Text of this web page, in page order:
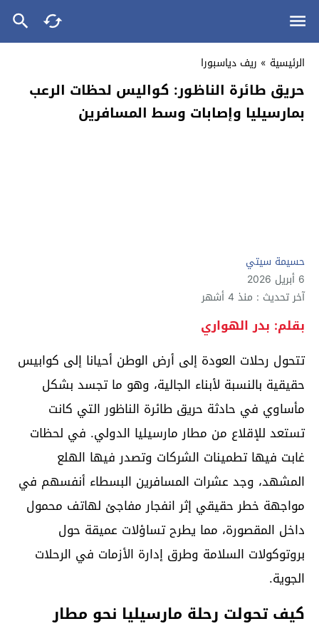
الرئيسية » ريف دياسبورا
حريق طائرة الناظور: كواليس لحظات الرعب
بمارسيليا وإصابات وسط المسافرين
حسيمة سيتي
6 أبريل 2026
آخر تحديث : منذ 4 أشهر
بقلم: بدر الهواري
تتحول رحلات العودة إلى أرض الوطن أحيانا إلى كوابيس
حقيقية بالنسبة لأبناء الجالية، وهو ما تجسد بشكل
مأساوي في حادثة حريق طائرة الناظور التي كانت
تستعد للإقلاع من مطار مارسيليا الدولي. في لحظات
غابت فيها تطمينات الشركات وتصدر فيها الهلع
المشهد، وجد عشرات المسافرين البسطاء أنفسهم في
مواجهة خطر حقيقي إثر انفجار مفاجئ لهاتف محمول
داخل المقصورة، مما يطرح تساؤلات عميقة حول
بروتوكولات السلامة وطرق إدارة الأزمات في الرحلات
الجوية.
كيف تحولت رحلة مارسيليا نحو مطار